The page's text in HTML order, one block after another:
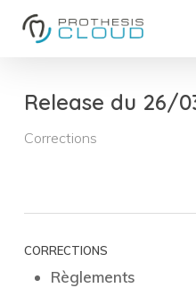
contentRelease du 26/
Corrections
CORRECTIONS
Règlements